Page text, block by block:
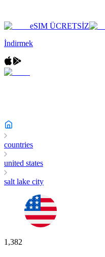
eSIM ÜCRETSİZ
İndirmek
countries
united states
salt lake city
1,382